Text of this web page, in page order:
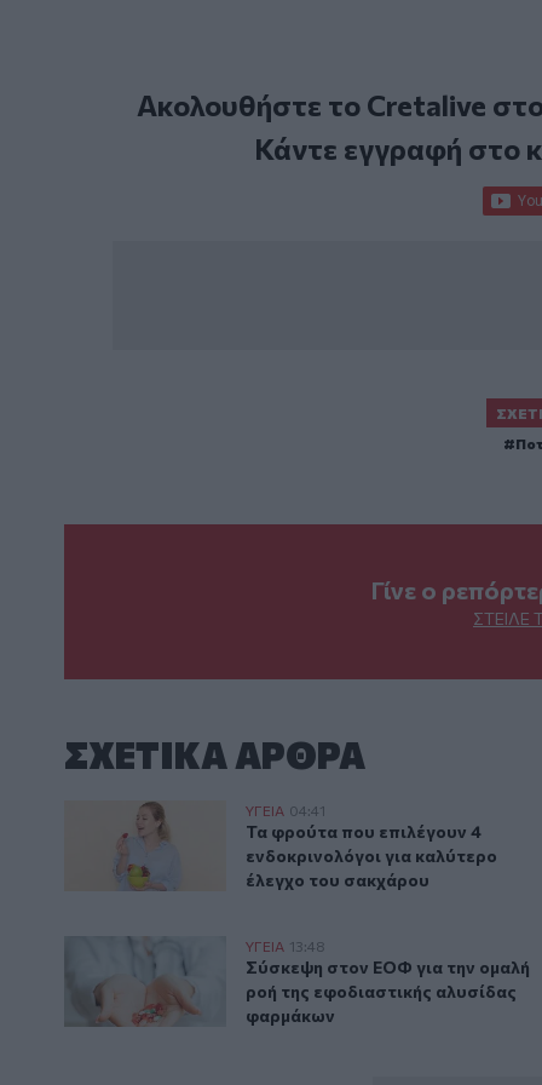
Ακολουθήστε το Cretalive
Κάντε εγγραφή στο
Γίνε ο
ΣΤΕΊΛΕ
ΣΧΕΤΙΚA AΡΘΡΑ
Τα φρούτα που επιλέγουν 4 ενδοκρινολόγοι για
ΥΓΕΙΑ 04:41
Τα φρούτα που επιλέγουν 4
Τα φρούτα που επιλέγουν 4
ενδοκρινολόγοι για καλύτερο
έλεγχο του σακχάρου
Σύσκεψη στον ΕΟΦ για την ομαλή ροή της
ΥΓΕΙΑ 13:48
Σύσκεψη στον ΕΟΦ για την
Σύσκεψη στον ΕΟΦ για την ομαλή
ροή της εφοδιαστικής αλυσίδας
φαρμάκων